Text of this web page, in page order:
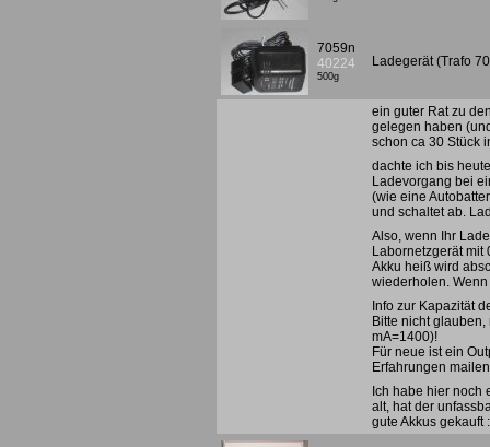
7059n
40224
500g
Ladegerät (Trafo
ein guter Rat zu
gelegen haben
schon ca 30 Stück
dachte ich bis
Ladevorgang bei
(wie eine
und schaltet ab.
Also, wenn Ihr
Labornetzgerät mit
Akku heiß wird
wiederholen.
Info zur Kapazität
Bitte nicht
mA=1400)!
Für neue ist ein
Erfahrungen
Ich habe hier noch
alt, hat der
gute Akkus gekauft